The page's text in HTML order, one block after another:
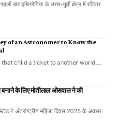
इथियोपिया के उत्तर-पूर्वी क्षेत्र में रविवार
of an Astronomer to Know the
that child a ticket to another world.…
के लिए मोतीलाल ओसवाल ने की
ने अंतर्राष्ट्रीय महिला दिवस 2025 के अवसर